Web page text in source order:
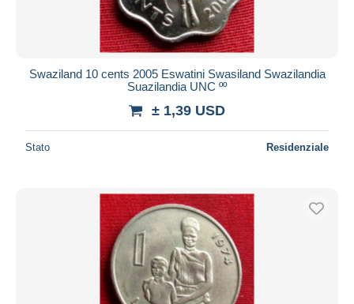
Swaziland 10 cents 2005 Eswatini Swasiland Swazilandia
Suazilandia UNC ºº
± 1,39 USD
Stato Residenziale